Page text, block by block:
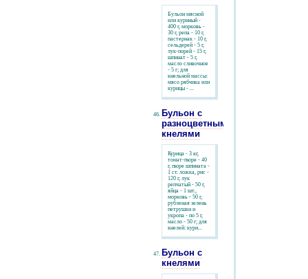
Бульон мясной
или куриный -
400 г, морковь -
30 г, репа - 10 г,
пастернак - 10 г,
сельдерей - 5 г,
лук-порей - 15 г,
шпинат - 5 г,
масло сливочное
- 5 г; для
кнельной массы:
мясо рябчика или
курицы - ...
Бульон с
разноцветными
кнелями
Курица - 3 кг,
томат-пюре - 40
г, пюре шпината -
1 ст. ложка, рис -
120 г, лук
репчатый - 50 г,
яйца - 1 шт.,
морковь - 50 г,
рубленая зелень
петрушки и
укропа - по 5 г,
масло - 50 г; для
кнелей: кури...
Бульон с
кнелями